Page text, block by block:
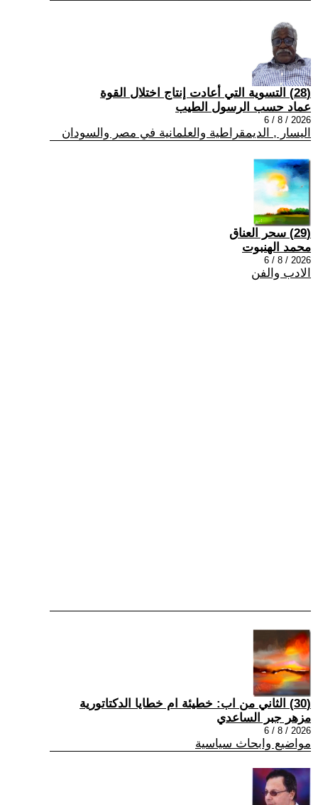
(28) التسوية التي أعادت إنتاج اختلال القوة
عماد حسب الرسول الطيب
2026 / 8 / 6
اليسار , الديمقراطية والعلمانية في مصر والسودان
(29) سحر العناق
محمد الهنبوت
2026 / 8 / 6
الادب والفن
(30) الثاني من اب: خطيئة ام خطايا الدكتاتورية
مزهر جبر الساعدي
2026 / 8 / 6
مواضيع وابحاث سياسية